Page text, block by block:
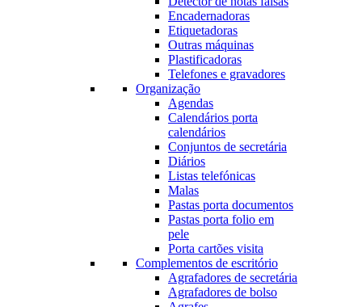
Encadernadoras
Etiquetadoras
Outras máquinas
Plastificadoras
Telefones e gravadores
Organização
Agendas
Calendários porta
calendários
Conjuntos de secretária
Diários
Listas telefónicas
Malas
Pastas porta documentos
Pastas porta folio em
pele
Porta cartões visita
Complementos de escritório
Agrafadores de secretária
Agrafadores de bolso